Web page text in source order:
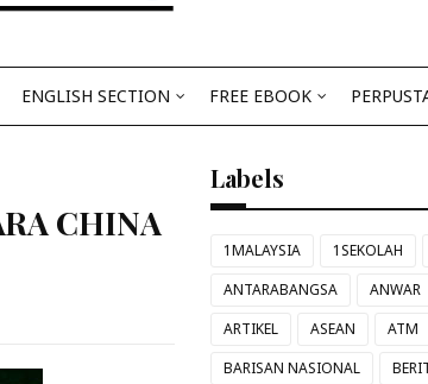
ENGLISH SECTION FREE EBOOK
CHINA
Labels
1MALAYSIA 1SEKOLAH
ANTARABANGSA
ANWAR
ARTIKEL
ASEAN ATM
BARISAN NASIONAL